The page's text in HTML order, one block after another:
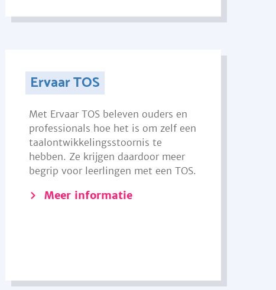
Ervaar TOS
Met Ervaar TOS beleven ouders en
professionals hoe het is om zelf een
taalontwikkelingsstoornis te
hebben. Ze krijgen daardoor meer
begrip voor leerlingen met een TOS.
Meer informatie